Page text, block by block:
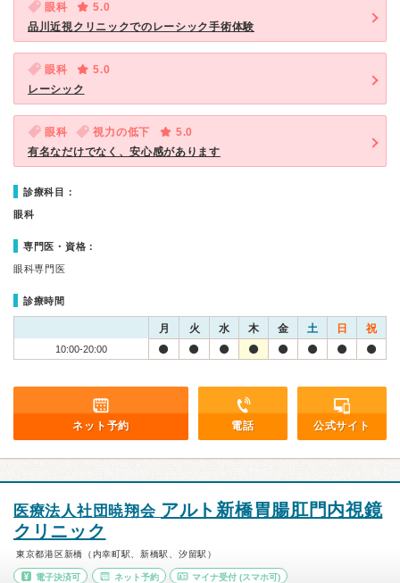
眼科
5.0
品川近視クリニックでのレーシック手術体験
眼科
5.0
レーシック
眼科 視力の低下
5.0
有名なだけでなく、安心感があります
診療科目：
眼科
専門医・資格：
眼科専門医
診療時間
月 火 水 木 金 土 日 祝
10:00-20:00
ネット予約 電話 公式サイト
医療法人社団暁翔会 アルト新橋胃腸肛門内視鏡
クリニック
東京都港区新橋（内幸町駅、新橋駅、汐留駅）
電子決済可 ネット予約 マイナ受付 (スマホ可)